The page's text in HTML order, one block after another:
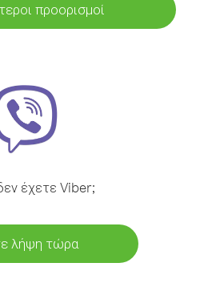
προορισμοί
έχετε Viber;
λήψη τώρα